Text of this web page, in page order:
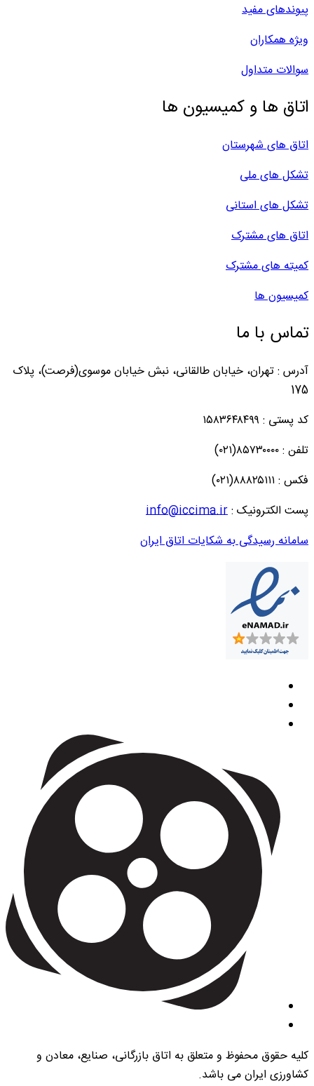
پیوندهای مفید
ویژه همکاران
سوالات متداول
اتاق ها و کمیسیون ها
اتاق های شهرستان
تشکل های ملی
تشکل های استانی
اتاق های مشترک
کمیته های مشترک
کمیسیون ها
تماس با ما
آدرس : تهران، خیابان طالقانی، نبش خیابان موسوی(فرصت)، پلاک
175
کد پستی : ۱۵۸۳۶۴۸۴۹۹
تلفن : ۸۵۷۳۰۰۰۰(۰۲۱)
فکس : ۸۸۸۲۵۱۱۱(۰۲۱)
پست الکترونیک :info@iccima.ir
سامانه رسیدگی به شکایات اتاق ایران
کلیه حقوق محفوظ و متعلق به اتاق بازرگانی، صنایع، معادن و
کشاورزی ایران می باشد.